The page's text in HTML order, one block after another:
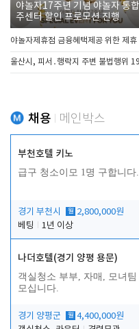
야놀자17주년 기념 야놀자 통
주센터 할인 프로모션 진행
야놀자제휴점 금융혜택제공 위한 제휴
울산시, 피서․행락지 주변 불법행위
채용 메인박스
부천호텔 키노
급구 청소이모 1명 구합니다.
경기 부천시 월 2,800,000원
베팅
1년 이상
나더호텔(경기 양평 용문)
객실청소 부부, 자매, 모녀팀
모십니다.
경기 양평군 월 4,400,000원